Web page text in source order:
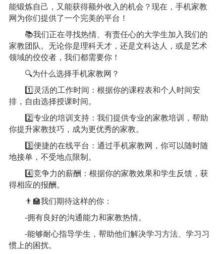
能锻炼自己，又能获得额外收入的机会？现在，手机家教
网为你们提供了一个完美的平台！
📚我们正在寻找热情、有责任心的大学生加入我们的
家教团队。无论你是理科天才，还是文科达人，或是艺术
领域的佼佼者，我们都需要你！
🔍为什么选择手机家教网？
1️⃣灵活的工作时间：根据你的课程表和个人时间安
排，自由选择授课时间。
2️⃣专业的培训支持：我们提供专业的家教培训，帮助
你提升家教技巧，成为更优秀的家教。
3️⃣便捷的在线平台：通过手机家教网，你可以随时随
地接单，不受地点限制。
4️⃣竞争力的薪酬：根据你的家教效果和学生反馈，获
得相应的报酬。
👨‍🏫我们期待这样的你：
-拥有良好的沟通能力和家教热情。
-能够耐心指导学生，帮助他们解决学习方法、学习习
惯上的困扰。